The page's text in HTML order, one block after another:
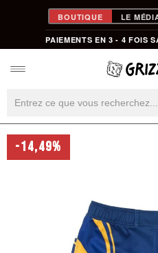
BOUTIQUE LE
PAIEMENTS EN 3 - 4 FOIS
-14,49%